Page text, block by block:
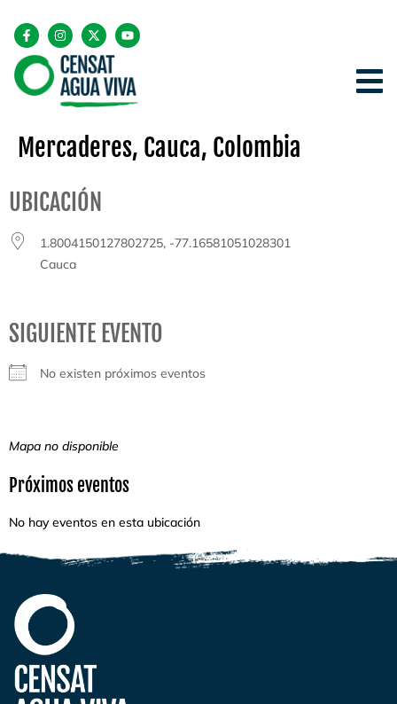
Mercaderes, Cauca, Colombia
UBICACIÓN
1.8004150127802725, -77.16581051028301
Cauca
SIGUIENTE EVENTO
No existen próximos eventos
Mapa no disponible
Próximos eventos
No hay eventos en esta ubicación